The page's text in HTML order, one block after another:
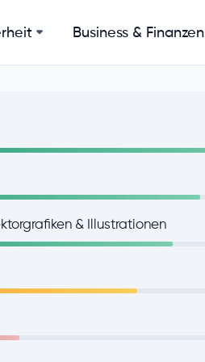
Business & Finanzen
& Illustrationen